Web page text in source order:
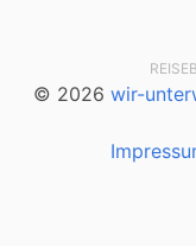
© 2026 wir-